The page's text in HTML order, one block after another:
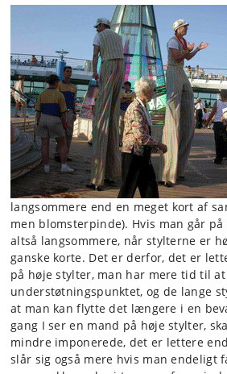
langsommere end en meget kort af
men blomsterpinde). Hvis man går
altså langsommere, når stylterne er
ganske korte. Det er derfor, det er
på høje stylter, man har mere tid til
understøtningspunktet, og de lange
at man kan flytte det længere i en
gang I ser en mand på høje stylter,
mindre imponerede, det er lettere
slår sig også mere hvis man endeligt